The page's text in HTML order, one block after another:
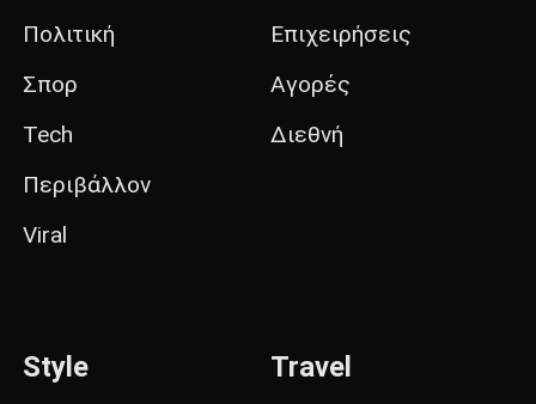
Πολιτική
Σπορ
Tech
Περιβάλλον
Viral
Επιχειρήσεις
Αγορές
Διεθνή
Style Travel